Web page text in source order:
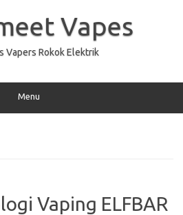
Vapes
Vapers Rokok Elektrik
Menu
Vaping ELFBAR